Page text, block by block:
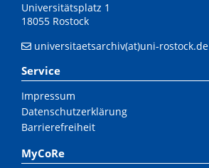
Universitätsplatz 1
18055 Rostock
universitaetsarchiv(at)uni-rostock.de
Service
Impressum
Datenschutzerklärung
Barrierefreiheit
MyCoRe